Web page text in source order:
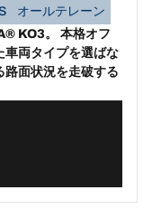
オールテレーン
KO3。 本格オフ
車両タイプを選ばな
路面状況を走破する